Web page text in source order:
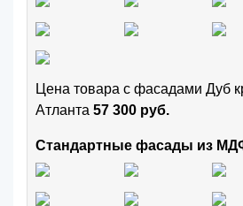
Цена товара с фасадами Дуб
Атланта 57 300 руб.
Стандартные фасады из